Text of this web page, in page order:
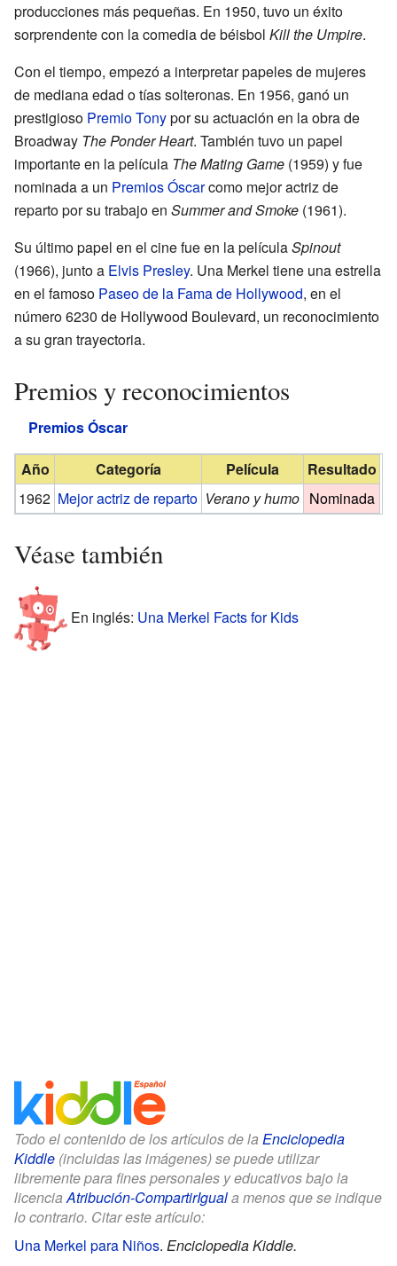
producciones más pequeñas. En 1950, tuvo un éxito
sorprendente con la comedia de béisbol Kill the Umpire.
Con el tiempo, empezó a interpretar papeles de mujeres
de mediana edad o tías solteronas. En 1956, ganó un
prestigioso Premio Tonypor su actuación en la obra de
Broadway The Ponder Heart. También tuvo un papel
importante en la película The Mating Game (1959) y fue
nominada a un Premios Óscarcomo mejor actriz de
reparto por su trabajo en Summer and Smoke (1961).
Su último papel en el cine fue en la películaSpinout
(1966), junto a Elvis Presley. Una Merkel tiene una estrella
en el famoso Paseo de la Fama de Hollywood, en el
número 6230 de Hollywood Boulevard, un reconocimiento
a su gran trayectoria.
Premios y reconocimientos
Premios Óscar
Año Categoría Película
Resultado
1962 Mejor actriz de reparto Verano y humo Nominada
Véase también
En inglés: Una Merkel Facts for Kids
Todo el contenido de los artículos de la Enciclopedia
Kiddle (incluidas las imágenes) se puede utilizar
libremente para fines personales y educativos bajo la
licenciaAtribución-CompartirIguala menos que se indique
lo contrario. Citar este artículo:
Una Merkel para Niños. Enciclopedia Kiddle.